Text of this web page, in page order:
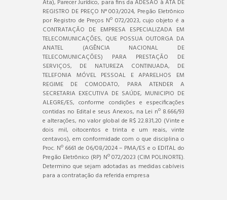
Ata), Parecer Jurídico, para fins da ADESÃO à ATA DE
REGISTRO DE PREÇO N° 003/2024, Pregão Eletrônico
por Registro de Preços Nº 072/2023, cujo objeto é a
CONTRATAÇÃO DE EMPRESA ESPECIALIZADA EM
TELECOMUNICAÇÕES, QUE POSSUA OUTORGA DA
ANATEL (AGÊNCIA NACIONAL DE
TELECOMUNICAÇÕES) PARA PRESTAÇÃO DE
SERVIÇOS, DE NATUREZA CONTINUADA, DE
TELEFONIA MÓVEL PESSOAL E APARELHOS EM
REGIME DE COMODATO, PARA ATENDER A
SECRETARIA EXECUTIVA DE SAÚDE, MUNICIPIO DE
ALEGRE/ES, conforme condições e especificações
contidas no Edital e seus Anexos, na Lei nº 8.666/93
e alterações, no valor global de R$ 22.831,20 (Vinte e
dois mil, oitocentos e trinta e um reais, vinte
centavos), em conformidade com o que disciplina o
Proc. Nº 6661 de 06/08/2024 – PMA/ES e o EDITAL do
Pregão Eletrônico (RP) Nº 072/2023 (CIM POLINORTE).
Determino que sejam adotadas as medidas cabíveis
para a contratação da referida empresa